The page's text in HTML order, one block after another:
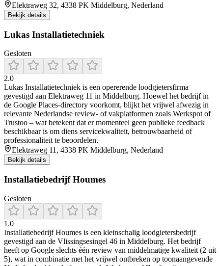
Elektraweg 32, 4338 PK Middelburg, Nederland
Bekijk details
Lukas Installatietechniek
Gesloten
2.0
Lukas Installatietechniek is een opererende loodgietersfirma
gevestigd aan Elektraweg 11 in Middelburg. Hoewel het bedrijf in
de Google Places-directory voorkomt, blijkt het vrijwel afwezig in
relevante Nederlandse review- of vakplatformen zoals Werkspot of
Trustoo – wat betekent dat er momenteel geen publieke feedback
beschikbaar is om diens servicekwaliteit, betrouwbaarheid of
professionaliteit te beoordelen.
Elektraweg 11, 4338 PK Middelburg, Nederland
Bekijk details
Installatiebedrijf Houmes
Gesloten
1.0
Installatiebedrijf Houmes is een kleinschalig loodgietersbedrijf
gevestigd aan de Vlissingsesingel 46 in Middelburg. Het bedrijf
heeft op Google slechts één review van middelmatige kwaliteit (2 uit
5), wat in combinatie met het vrijwel ontbreken op toonaangevende